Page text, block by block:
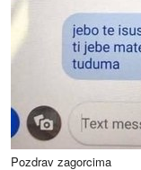
Pozdrav zagorcima